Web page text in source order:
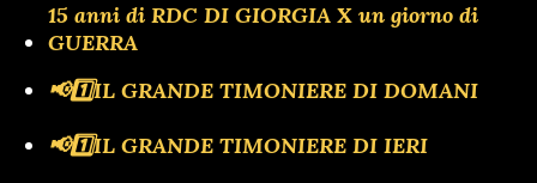
15 anni di RDC DI GIORGIA X un giorno di
GUERRA
📢1️⃣IL GRANDE TIMONIERE DI DOMANI
📢1️⃣IL GRANDE TIMONIERE DI IERI